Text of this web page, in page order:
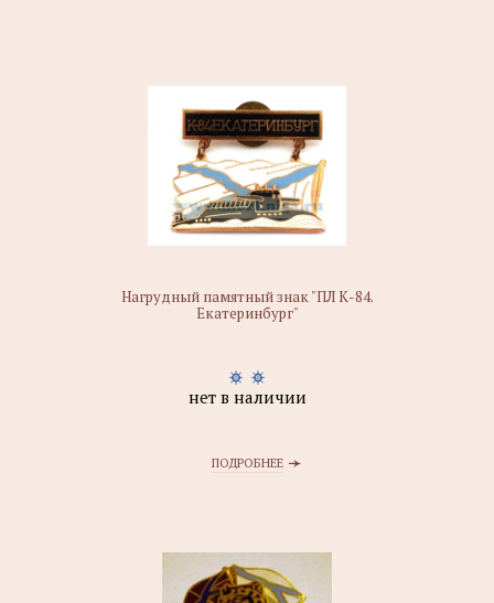
Нагрудный памятный знак "ПЛ К-84.
Екатеринбург"
нет в наличии
ПОДРОБНЕЕ